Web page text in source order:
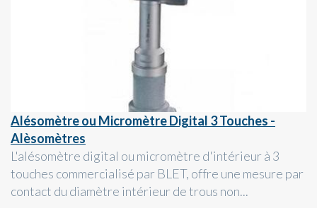
Alésomètre ou Micromètre Digital 3 Touches -
Alèsomètres
L'alésomètre digital ou micromètre d'intérieur à 3
touches commercialisé par BLET, offre une mesure par
contact du diamètre intérieur de trous non...